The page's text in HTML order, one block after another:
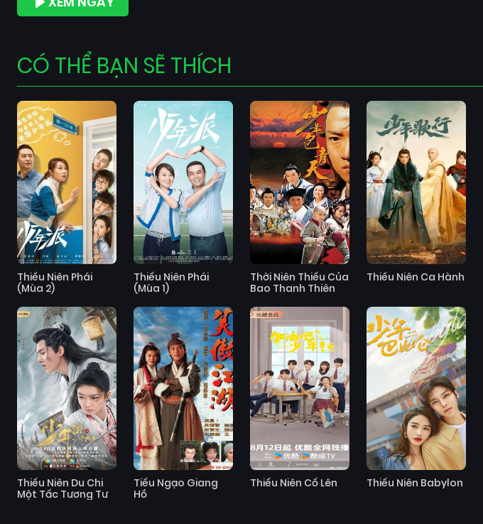
CÓ THỂ BẠN SẼ THÍCH
Thiếu Niên Phái
(Mùa 2)
Thiếu Niên Phái
(Mùa 1)
Thời Niên Thiếu Của
Bao Thanh Thiên
Thiếu Niên Ca Hành
Thiếu Niên Du Chi
Một Tấc Tương Tư
Tiếu Ngạo Giang
Hồ
Thiếu Niên Cố Lên Thiếu Niên Babylon